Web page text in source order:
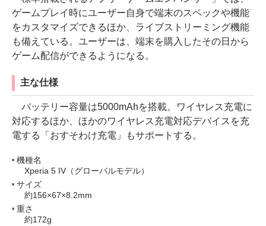
ゲームプレイ時にユーザー自身で端末のスペックや機能
をカスタマイズできるほか、ライブストリーミング機能
も備えている。ユーザーは、端末を購入したその日から
ゲーム配信ができるようになる。
主な仕様
バッテリー容量は5000mAhを搭載。ワイヤレス充電に
対応するほか、ほかのワイヤレス充電対応デバイスを充
電する「おすそわけ充電」もサポートする。
機種名
Xperia 5 IV（グローバルモデル）
サイズ
約156×67×8.2mm
重さ
約172g